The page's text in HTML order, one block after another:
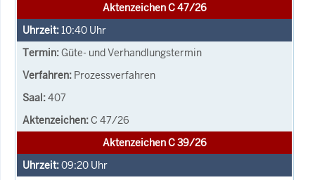
Aktenzeichen C 47/26
10:40 Uhr
Güte- und Verhandlungstermin
Prozessverfahren
407
C 47/26
Aktenzeichen C 39/26
09:20 Uhr